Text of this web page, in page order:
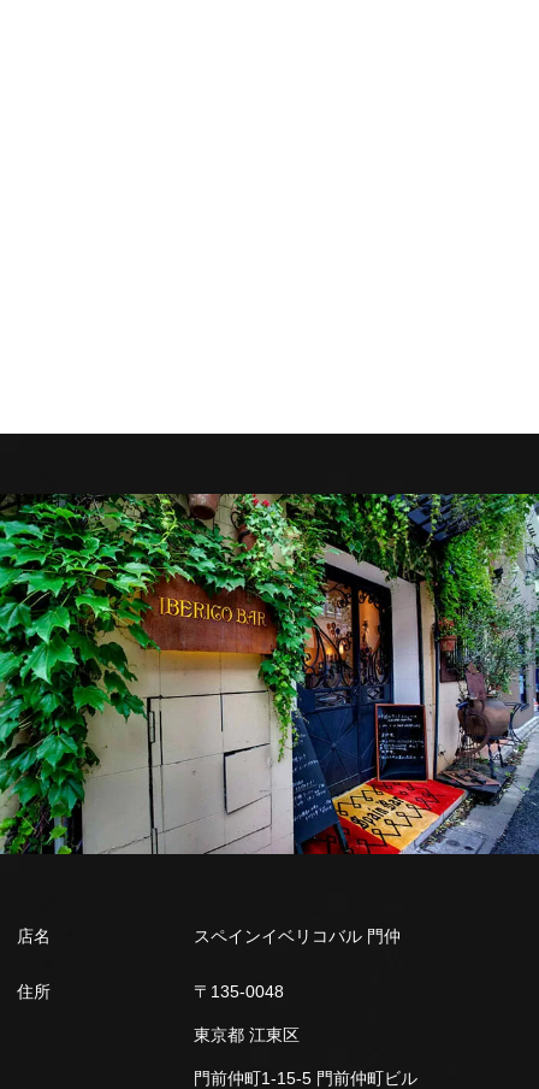
店名 スペインイベリコバル 門仲
住所 〒135-0048
東京都 江東区
門前仲町1-15-5 門前仲町ビル